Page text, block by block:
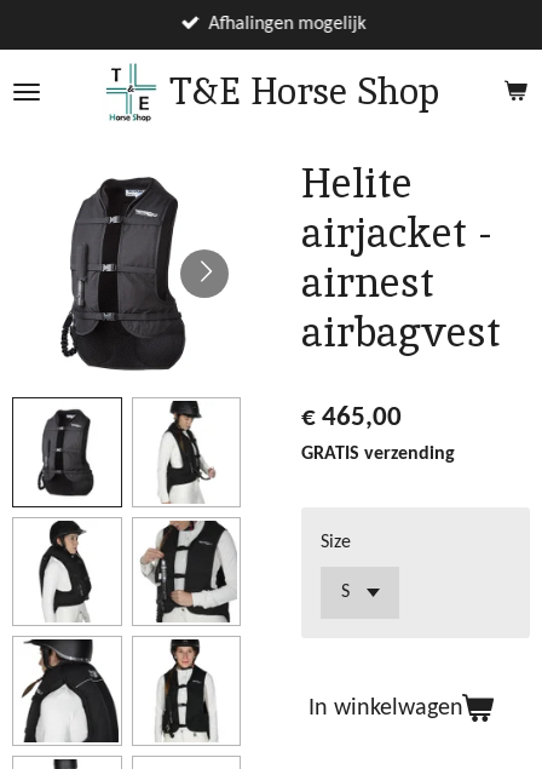
direct
naar
T&E Horse Shop
Afhalingen mogelijk
Helite
airjacket -
airnest
airbagvest
€ 465,00
GRATIS verzending
Size
In winkelwagen